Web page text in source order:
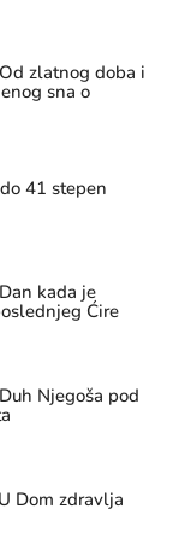
zlatnog doba i
sna o
41 stepen
kada je
Ćire
Njegoša pod
Dom zdravlja